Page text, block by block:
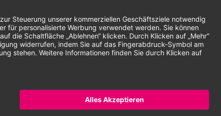
| * Alle Preise zzgl. gesetzlicher Mehrwertsteuer